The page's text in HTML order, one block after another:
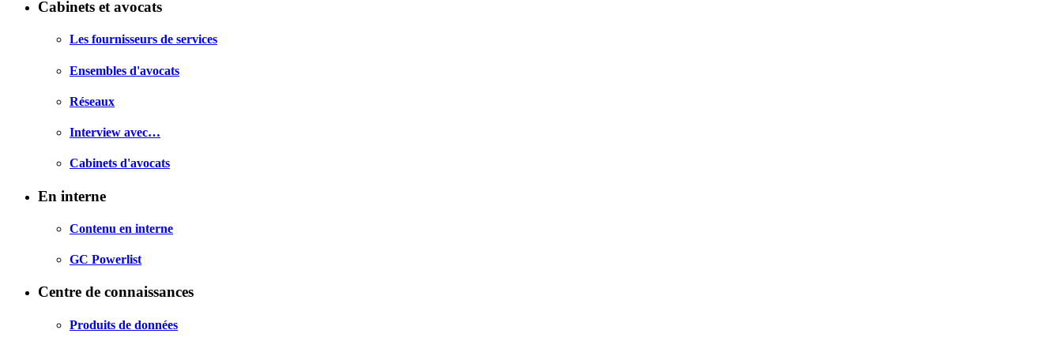
Cabinets et avocats
Les fournisseurs de services
Ensembles d'avocats
Réseaux
Interview avec…
Cabinets d'avocats
En interne
Contenu en interne
GC Powerlist
Centre de connaissances
Produits de données